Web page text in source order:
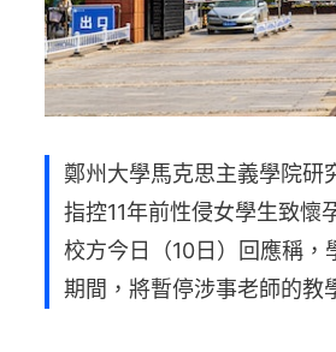
鄭州大學馬克思主義學院研
指控11年前性侵女學生致懷
校方今日（10日）回應稱，
期間，將暫停涉事老師的教